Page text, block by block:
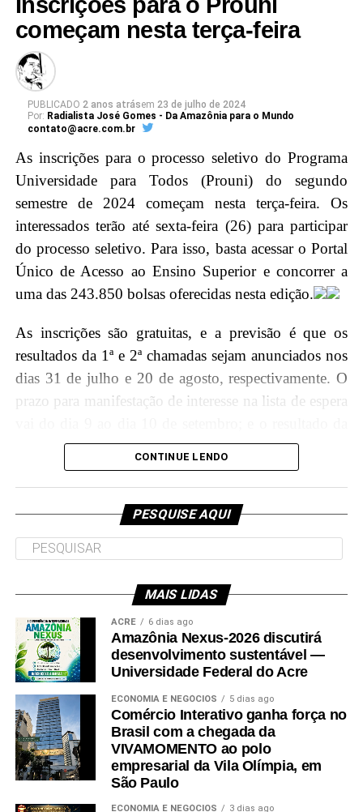
Além disso, Luís Roberto Barroso participará de um
diálogo com magistradas e magistrados acreanos,
promovendo a troca de experiências e
conhecimentos, e fortalecendo os laços entre a mais
alta Corte do país e a magistratura acreana.
maior honraria da Justiça do Acre, a insígnia da
Ordem do Mérito Judiciário, durante a sessão solene
no Pleno, no Tribunal de Justiça do Acre (TJAC).
Instituída pela Resolução nº. 283/2022, essa distinção
é concedida por decisão unânime dos membros do
Conselho da Ordem do Mérito Judiciário acreano em
diferentes graus, reconhecendo assim a excelência e
relevância do trabalho do ministro para o Judiciário
brasileiro.
Agenda Ministro
11h – Sessão Solene de Outorga da Ordem do
Mérito Judiciário do Poder Judiciário do Acre,
começam nesta terça-feira
PUBLICADO 2 anos atrásem 23 de julho de 2024
Por: Radialista José Gomes - Da Amazônia para o Mundo
contato@acre.com.br
As inscrições para o processo seletivo do Programa
Universidade para Todos (Prouni) do segundo
semestre de 2024 começam nesta terça-feira. Os
interessados terão até sexta-feira (26) para participar
do processo seletivo. Para isso, basta acessar o Portal
Único de Acesso ao Ensino Superior e concorrer a
uma das 243.850 bolsas oferecidas nesta edição.
As inscrições são gratuitas, e a previsão é que os
resultados da 1ª e 2ª chamadas sejam anunciados nos
dias 31 de julho e 20 de agosto, respectivamente. O
prazo para manifestação de interesse na lista de espera
lista de espera sairá em 13 de setembro.
necessário que o candidato tenha
participado do Exame Nacional do Ensino
2023, obtendo nota mínima de 450 pontos
na média das cinco provas e nota acima de
zero na redação”, informa o Ministério da
Educação (MEC).
É também necessário que o candidato se enquadre
nos critérios socioeconômicos – incluindo renda
familiar per capita que não exceda um salário-mínimo
CONTINUE LENDO
PESQUISE AQUI
MAIS LIDAS
ACRE 6 dias ago
Amazônia Nexus-2026 discutirá
desenvolvimento sustentável —
Universidade Federal do Acre
ECONOMIA E NEGÓCIOS 5 dias ago
Comércio Interativo ganha força no
Brasil com a chegada da
VIVAMOMENTO ao polo
empresarial da Vila Olímpia, em
São Paulo
ECONOMIA E NEGÓCIOS 3 dias ago